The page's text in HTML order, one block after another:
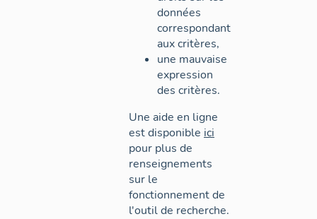
données
correspondant
aux critères,
une mauvaise
expression
des critères.
Une aide en ligne
est disponible ici
pour plus de
renseignements
sur le
fonctionnement de
l'outil de recherche.